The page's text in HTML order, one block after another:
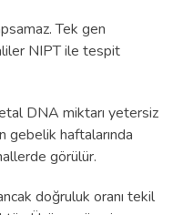
Tek gen
NIPT ile tespit
DNA miktarı yetersiz
gebelik haftalarında
görülür.
doğruluk oranı tekil